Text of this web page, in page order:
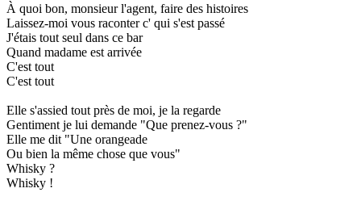
À quoi bon, monsieur l'agent, faire des histoires
Laissez-moi vous raconter c' qui s'est passé
J'étais tout seul dans ce bar
Quand madame est arrivée
C'est tout
C'est tout
Elle s'assied tout près de moi, je la regarde
Gentiment je lui demande "Que prenez-vous ?"
Elle me dit "Une orangeade
Ou bien la même chose que vous"
Whisky ?
Whisky !